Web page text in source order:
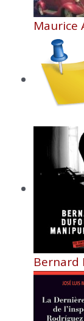
Maurice
Bernard